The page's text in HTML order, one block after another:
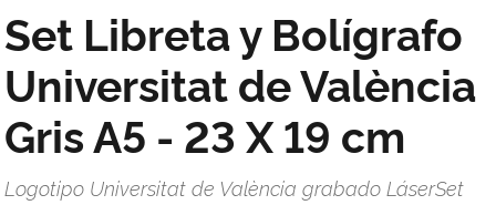
Set Libreta y Bolígrafo
Universitat de València
Gris A5 - 23 X 19 cm
Logotipo Universitat de València grabado LáserSet